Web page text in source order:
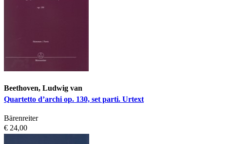
Beethoven, Ludwig van
Quartetto d’archi op. 130, set parti. Urtext
Bärenreiter
€ 24,00